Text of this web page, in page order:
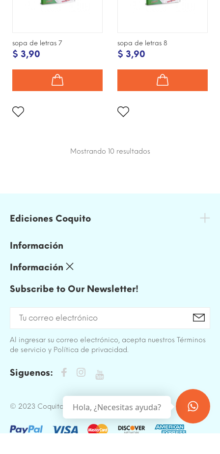
sopa de letras 7
$ 3,90
sopa de letras 8
$ 3,90
Mostrando 10 resultados
Ediciones Coquito
Información
Información
Subscribe to Our Newsletter!
Al ingresar su correo electrónico, acepta nuestros Términos
de servicio y Política de privacidad.
Siguenos:
© 2023 Coquito. All Rights Reserved.
Hola, ¿Necesitas ayuda?